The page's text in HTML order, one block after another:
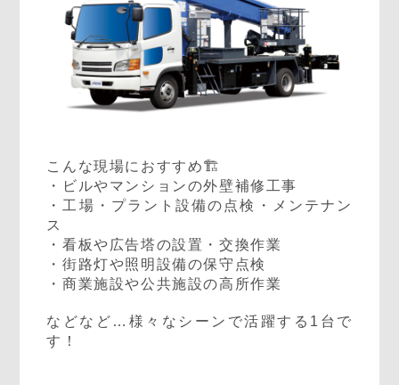
こんな現場におすすめ🏗️
・ビルやマンションの外壁補修工事
・工場・プラント設備の点検・メンテナン
ス
・看板や広告塔の設置・交換作業
・街路灯や照明設備の保守点検
・商業施設や公共施設の高所作業
などなど…様々なシーンで活躍する1台で
す！